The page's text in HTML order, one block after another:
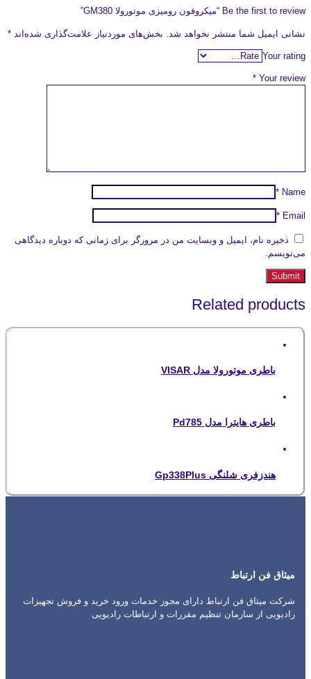
Be the first to review “میکروفون رومیزی موتورولا GM380”
نشانی ایمیل شما منتشر نخواهد شد. بخش‌های موردنیاز علامت‌گذاری شده‌اند *
Your rating
Your review
*
Name
*
Email
*
ذخیره نام، ایمیل و وبسایت من در مرورگر برای زمانی که دوباره دیدگاهی
می‌نویسم.
Related products
باطری موتورولا مدل VISAR
باطری هایترا مدل Pd785
هندزفری شلنگی Gp338Plus
میثاق فن ارتباط
شرکت میثاق فن ارتباط دارای مجوز خدمات ورود خرید و فروش تجهیزات
رادیویی از سازمان تنظیم مقررات و ارتباطات رادیویی